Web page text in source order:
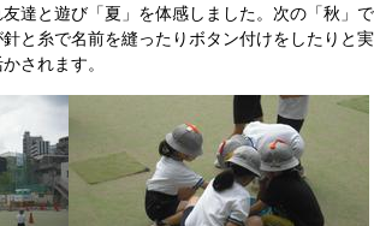
達と遊び「夏」を体感しました。次の「秋」
と糸で名前を縫ったりボタン付けをしたりと
されます。